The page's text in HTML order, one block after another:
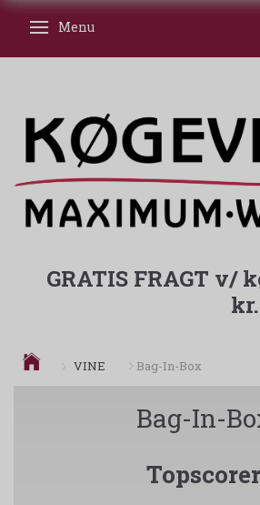
Skifte navigation
Menu
GRATIS FRAGT v/
VINE Bag-In-Box
Bag-In-
Topscorer